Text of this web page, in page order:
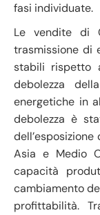
fasi individuate.
Le vendite di
trasmissione di
stabili rispetto
debolezza
energetiche in
debolezza è
Asia e Medio
capacità
cambiamento
profittabilità.